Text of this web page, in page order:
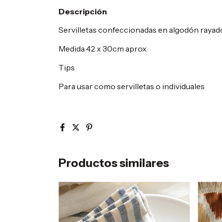
Descripción
Servilletas confeccionadas en algodón
Medida 42 x 30cm aprox.
Tips
Para usar como servilletas o individuales
Productos similares